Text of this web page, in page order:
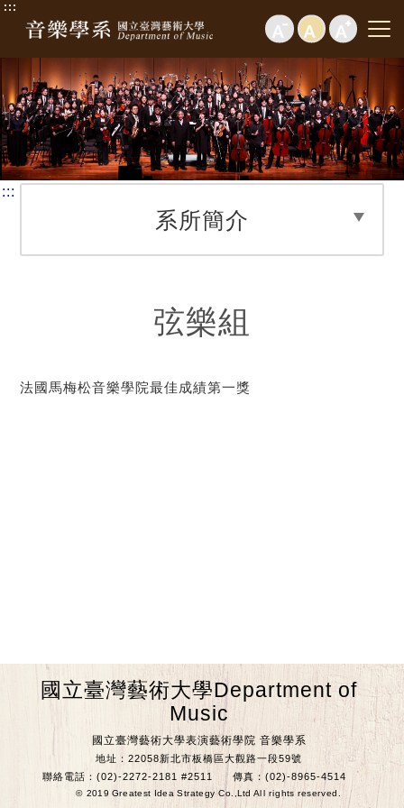
:::
:::
系所簡介
弦樂組
法國馬梅松音樂學院最佳成績第一獎
國立臺灣藝術大學Department of
Music
國立臺灣藝術大學表演藝術學院 音樂學系
地址：22058新北市板橋區大觀路一段59號
聯絡電話：(02)-2272-2181 #2511
傳真：(02)-8965-4514
© 2019 Greatest Idea Strategy Co.,Ltd All rights reserved.